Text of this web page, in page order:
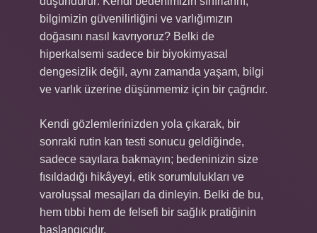
bilgimizin güvenilirliğini ve varlığımızın
doğasını nasıl kavrıyoruz? Belki de
hiperkalsemi sadece bir biyokimyasal
dengesizlik değil, aynı zamanda yaşam, bilgi
ve varlık üzerine düşünmemiz için bir çağrıdır.
Kendi gözlemlerinizden yola çıkarak, bir
sonraki rutin kan testi sonucu geldiğinde,
sadece sayılara bakmayın; bedeninizin size
fısıldadığı hikâyeyi, etik sorumlulukları ve
varoluşsal mesajları da dinleyin. Belki de bu,
hem tıbbi hem de felsefi bir sağlık pratiğinin
başlangıcıdır.